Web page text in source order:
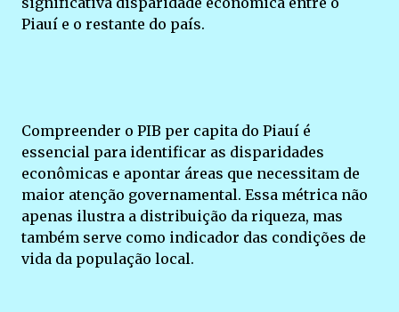
Piauí e o restante do país.
Compreender o PIB per capita do Piauí é
essencial para identificar as disparidades
econômicas e apontar áreas que necessitam de
maior atenção governamental. Essa métrica não
apenas ilustra a distribuição da riqueza, mas
também serve como indicador das condições de
vida da população local.